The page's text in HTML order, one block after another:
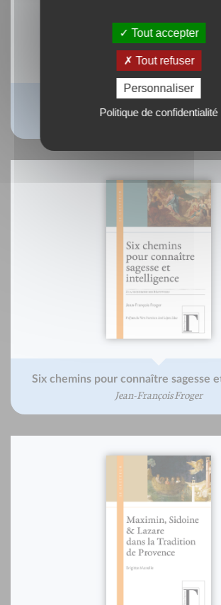
Dr. Hubert Larcher
Six chemins pour connaître sagesse
Jean-François Froger
Tout accepter
Tout refuser
Personnaliser
Politique de confidentialité